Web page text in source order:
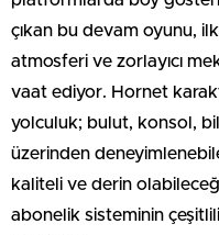
çıkan bu devam oyunu,
atmosferi ve zorlayıcı
vaat ediyor. Hornet
yolculuk; bulut, konsol,
üzerinden
kaliteli ve derin
abonelik sisteminin